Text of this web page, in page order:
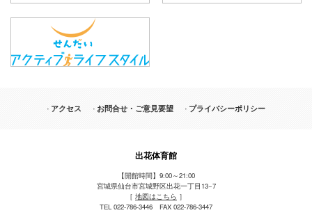
アクセス お問合せ・ご意見要望 プライバシーポリシー
出花体育館
【開館時間】9:00～21:00
宮城県仙台市宮城野区出花一丁目13−7
［ 地図はこちら ］
TEL 022-786-3446 FAX 022-786-3447